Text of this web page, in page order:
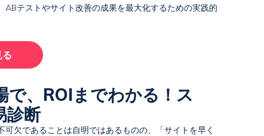
ABテストやサイト改善の成果を最大化するための実践的
で、ROIまでわかる！ス
診断
欠であることは自明ではあるものの、「サイトを早く